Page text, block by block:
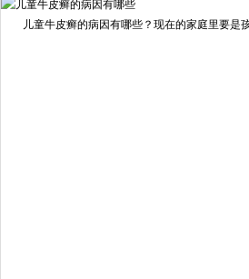
预约量
儿童牛皮癣的病因有哪些？现在的家庭里要是